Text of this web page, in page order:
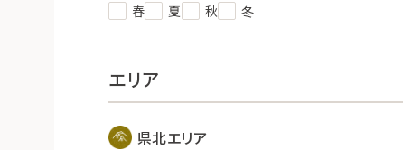
春 夏 秋 冬
エリア
県北エリア